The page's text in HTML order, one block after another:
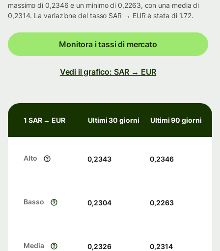
massimo di 0,2346 e un minimo di 0,2263, con una media di
0,2314. La variazione del tasso SAR → EUR è stata di 1.72.
Monitora i tassi di mercato
Vedi il grafico: SAR → EUR
1 SAR → EUR Ultimi 30 giorni Ultimi 90 giorni
Alto 0,2343 0,2346
Basso 0,2304 0,2263
Media 0,2326 0,2314